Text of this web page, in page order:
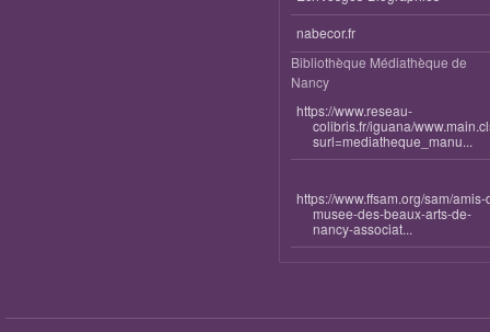
nabecor.fr
Bibliothèque Médiathèque de
Nancy
https://www.reseau-
colibris.fr/iguana/
surl=mediatheque_manu...
https://www.ffsam.org/sam/amis-
musee-des-beaux-arts-de-
nancy-associat...